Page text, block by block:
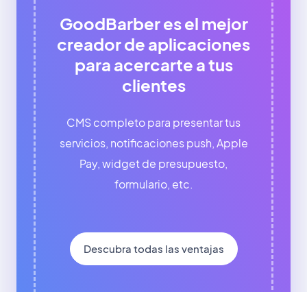
GoodBarber es el mejor
creador de aplicaciones
para acercarte a tus
clientes
CMS completo para presentar tus
servicios, notificaciones push, Apple
Pay, widget de presupuesto,
formulario, etc.
Descubra todas las ventajas